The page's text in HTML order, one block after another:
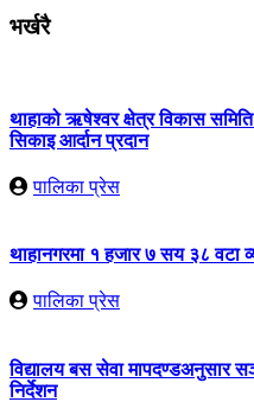
भर्खरै
थाहाको ऋषेश्वर क्षेत्र विकास
सिकाइ आर्दान प्रदान
पालिका प्रेस
थाहानगरमा १ हजार ७ सय ३८ वटा
पालिका प्रेस
विद्यालय बस सेवा मापदण्डअनुसार
निर्देशन